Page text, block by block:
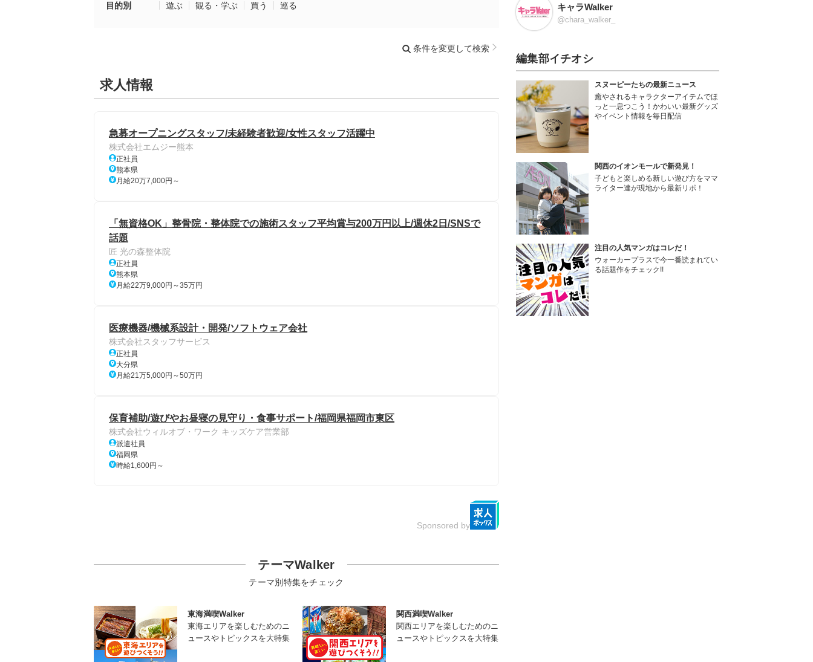
目的別 遊ぶ 観る・学ぶ 買う 巡る
条件を変更して検索
求人情報
急募オープニングスタッフ/未経験者歓迎/女性スタッフ活躍中
株式会社エムジー熊本
正社員
熊本県
月給20万7,000円～
「無資格OK」整骨院・整体院での施術スタッフ平均賞与200万円以上/週休2日/SNSで
話題
匠 光の森整体院
正社員
熊本県
月給22万9,000円～35万円
医療機器/機械系設計・開発/ソフトウェア会社
株式会社スタッフサービス
正社員
大分県
月給21万5,000円～50万円
保育補助/遊びやお昼寝の見守り・食事サポート/福岡県福岡市東区
株式会社ウィルオブ・ワーク キッズケア営業部
派遣社員
福岡県
時給1,600円～
Sponsored by
テーマWalker
テーマ別特集をチェック
東海満喫Walker
東海エリアを楽しむためのニ
ュースやトピックスを大特集
関西満喫Walker
関西エリアを楽しむためのニ
ュースやトピックスを大特集
キャラWalker
@chara_walker_
編集部イチオシ
スヌーピーたちの最新ニュース
癒やされるキャラクターアイテムでほ
っと一息つこう！かわいい最新グッズ
やイベント情報を毎日配信
関西のイオンモールで新発見！
子どもと楽しめる新しい遊び方をママ
ライター達が現地から最新リポ！
注目の人気マンガはコレだ！
ウォーカープラスで今一番読まれてい
る話題作をチェック!!